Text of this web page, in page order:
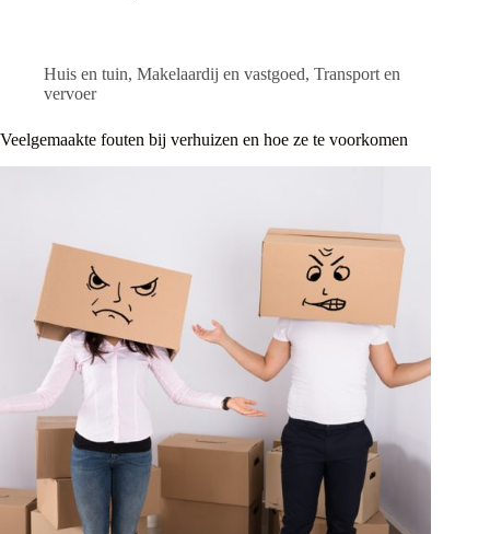
Huis en tuin, Makelaardij en vastgoed, Transport en
vervoer
Veelgemaakte fouten bij verhuizen en hoe ze te voorkomen